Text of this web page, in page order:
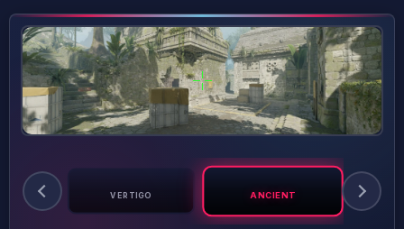
VERTIGO ANCIENT